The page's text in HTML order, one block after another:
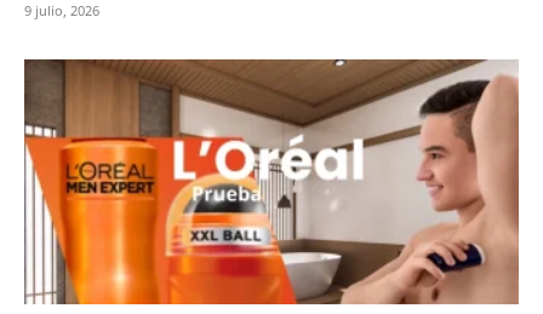
9 julio, 2026